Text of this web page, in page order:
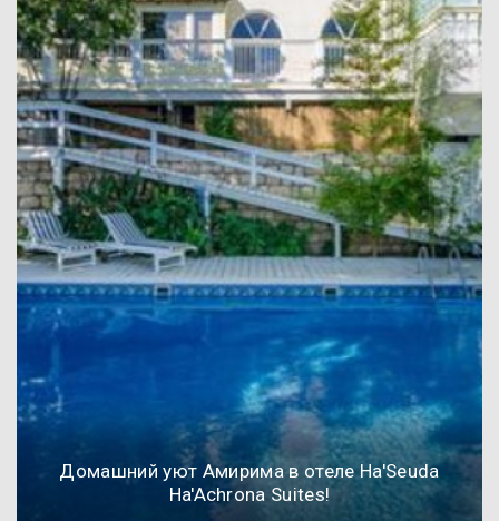
Домашний уют Амирима в отеле Ha'Seuda
Ha'Achrona Suites!